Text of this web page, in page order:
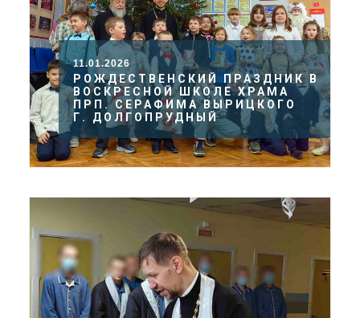
11.01.2026
РОЖДЕСТВЕНСКИЙ ПРАЗДНИК В
ВОСКРЕСНОЙ ШКОЛЕ ХРАМА
ПРП. СЕРАФИМА ВЫРИЦКОГО
Г. ДОЛГОПРУДНЫЙ